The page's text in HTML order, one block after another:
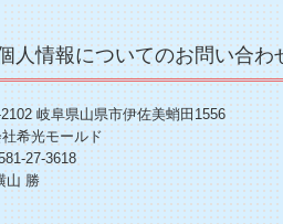
人情報についてのお問い合わ
岐阜県山県市伊佐美蛸田1556
希光モールド
27-3618
山 勝